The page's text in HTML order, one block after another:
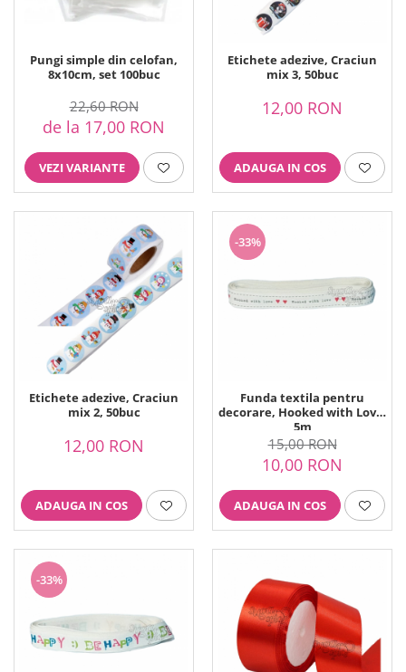
Pungi simple din celofan,
8x10cm, set 100buc
22,60 RON
de la 17,00 RON
VEZI VARIANTE
Etichete adezive, Craciun
mix 3, 50buc
12,00 RON
ADAUGA IN COS
Etichete adezive, Craciun
mix 2, 50buc
12,00 RON
ADAUGA IN COS
-33%
Funda textila pentru
decorare, Hooked with Love,
5m
15,00 RON
10,00 RON
ADAUGA IN COS
-33%